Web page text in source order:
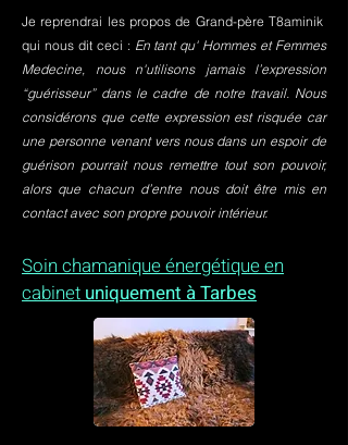
Je reprendrai les propos de Grand-père T8aminik
qui nous dit ceci : En tant qu' Hommes et Femmes
Medecine, nous n'utilisons jamais l’expression
“guérisseur” dans le cadre de notre travail. Nous
considérons que cette expression est risquée car
une personne venant vers nous dans un espoir de
guérison pourrait nous remettre tout son pouvoir,
alors que chacun d’entre nous doit être mis en
contact avec son propre pouvoir intérieur.
Soin chamanique énergétique en
cabinet uniquement à Tarbes